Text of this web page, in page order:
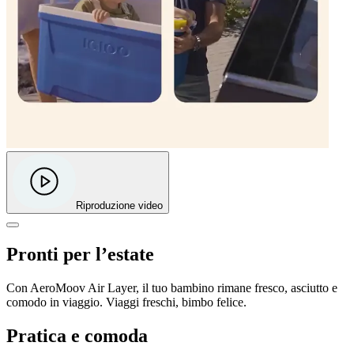
Riproduzione video
Pronti per l’estate
Con AeroMoov Air Layer, il tuo bambino rimane fresco, asciutto e
comodo in viaggio. Viaggi freschi, bimbo felice.
Pratica e comoda